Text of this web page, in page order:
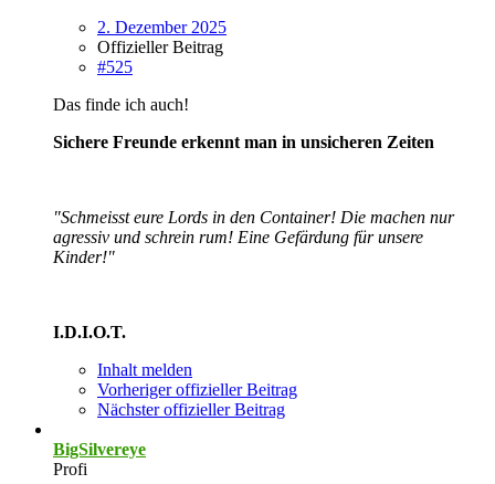
2. Dezember 2025
Offizieller Beitrag
#525
Das finde ich auch!
Sichere Freunde erkennt man in unsicheren Zeiten
"Schmeisst eure Lords in den Container! Die machen nur
agressiv und schrein rum! Eine Gefärdung für unsere
Kinder!"
I.D.I.O.T.
Inhalt melden
Vorheriger offizieller Beitrag
Nächster offizieller Beitrag
BigSilvereye
Profi